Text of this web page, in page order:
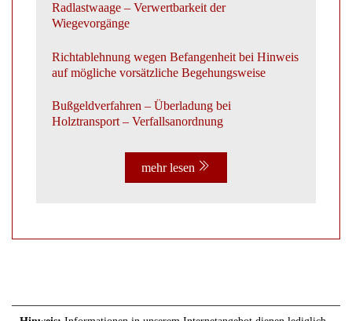
Radlastwaage – Verwertbarkeit der
Wiegevorgänge
Richtablehnung wegen Befangenheit bei Hinweis
auf mögliche vorsätzliche Begehungsweise
Bußgeldverfahren – Überladung bei
Holztransport – Verfallsanordnung
mehr lesen